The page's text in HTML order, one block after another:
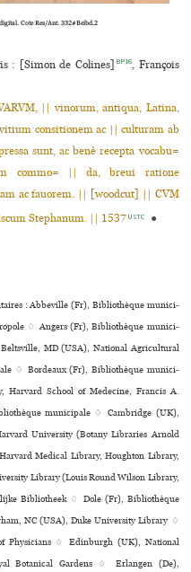
Cote Res/Ant. 332#Beibd.2
: [Simon de Colines] BP16, François
|| vinorum, antiqua, Latina,
consitionem ac || culturam ab
sunt, ac benè recepta vocabu=
commo= || da, breui ratione
ac fauorem. || [woodcut] || CVM
Stephanum. || 1537 USTC ●
: Abbeville (Fr), Bibliothèque muni­ci­
♢ Angers (Fr), Bibliothèque muni­ci­
MD (USA), National Agricultural
♢ Bordeaux (Fr), Bibliothèque muni­ci­
School of Medecine, Francis A.
muni­ci­pale ♢ Cambridge (UK),
University (Botany Libraries Arnold
Medical Library, Houghton Library,
Library (Louis Round Wilson Library,
Bibliotheek ♢ Dole (Fr), Bibliothèque
NC (USA), Duke University Library ♢
Physicians ♢ Edinburgh (UK), National
Botanical Gardens ♢ Erlangen (De),